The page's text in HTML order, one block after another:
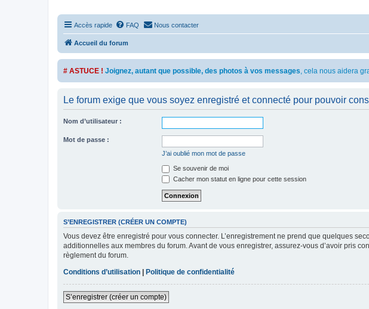
Accès rapide FAQ Nous contacter
Accueil du forum
# ASTUCE ! Joignez, autant que possible, des photos à vos messages, cela nous aidera
Le forum exige que vous soyez enregistré et connecté pour pouvoir
Nom d’utilisateur :
Mot de passe :
J’ai oublié mon mot de passe
Se souvenir de moi
Cacher mon statut en ligne pour cette session
S’ENREGISTRER (CRÉER UN COMPTE)
Vous devez être enregistré pour vous connecter. L’enregistrement ne prend que quelques
additionnelles aux membres du forum. Avant de vous enregistrer, assurez-vous d’avoir pris
règlement du forum.
Conditions d’utilisation | Politique de confidentialité
S’enregistrer (créer un compte)